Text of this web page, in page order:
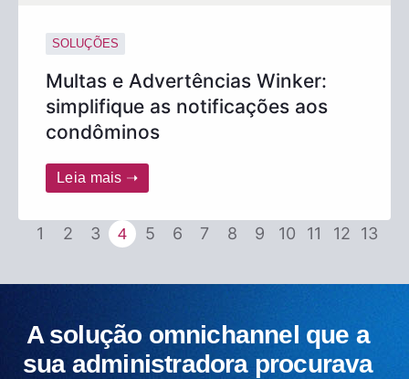
SOLUÇÕES
Multas e Advertências Winker:
simplifique as notificações aos
condôminos
Leia mais ➝
1 2 3 4 5 6 7 8 9 10 11 12 13
A solução omnichannel que a
sua administradora procurava